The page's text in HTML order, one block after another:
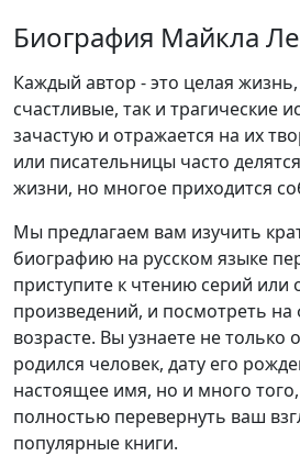
Биография Майкла
Каждый автор - это целая
счастливые, так и трагические
зачастую и отражается на их
или писательницы часто
жизни, но многое приходится
Мы предлагаем вам изучить
биографию на русском языке
приступите к чтению серий или
произведений, и посмотреть
возрасте. Вы узнаете не только
родился человек, дату его
настоящее имя, но и много
полностью перевернуть ваш
популярные книги.